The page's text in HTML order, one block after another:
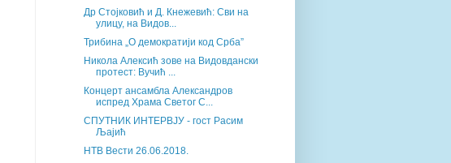
Др Стојковић и Д. Кнежевић: Сви на
улицу, на Видов...
Трибина „О демократији код Срба”
Никола Алексић зове на Видовдански
протест: Вучић ...
Концерт ансамбла Александров
испред Храма Светог С...
СПУТНИК ИНТЕРВЈУ - гост Расим
Љајић
НТВ Вести 26.06.2018.